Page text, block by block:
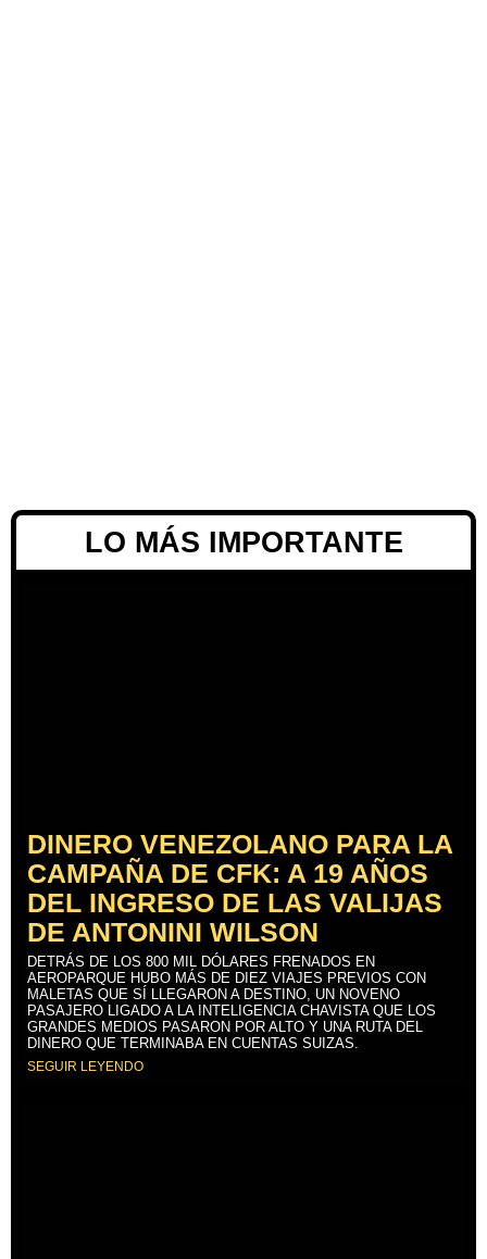
LO MÁS IMPORTANTE
DINERO VENEZOLANO PARA LA
CAMPAÑA DE CFK: A 19 AÑOS
DEL INGRESO DE LAS VALIJAS
DE ANTONINI WILSON
DETRÁS DE LOS 800 MIL DÓLARES FRENADOS EN
AEROPARQUE HUBO MÁS DE DIEZ VIAJES PREVIOS CON
MALETAS QUE SÍ LLEGARON A DESTINO, UN NOVENO
PASAJERO LIGADO A LA INTELIGENCIA CHAVISTA QUE LOS
GRANDES MEDIOS PASARON POR ALTO Y UNA RUTA DEL
DINERO QUE TERMINABA EN CUENTAS SUIZAS.
SEGUIR LEYENDO